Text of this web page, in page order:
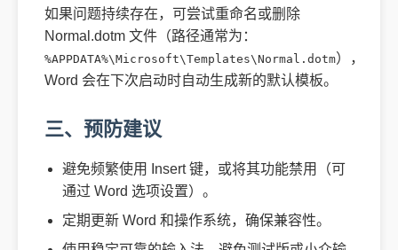
如果问题持续存在，可尝试重命名或删除
Normal.dotm 文件（路径通常为：
%APPDATA%\Microsoft\Templates\Normal.dotm），
Word 会在下次启动时自动生成新的默认模板。
三、预防建议
避免频繁使用 Insert 键，或将其功能禁用（可
通过 Word 选项设置）。
定期更新 Word 和操作系统，确保兼容性。